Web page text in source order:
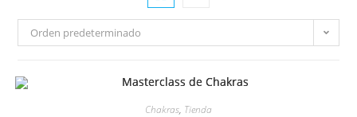
Orden predeterminado
Chakras, Tienda